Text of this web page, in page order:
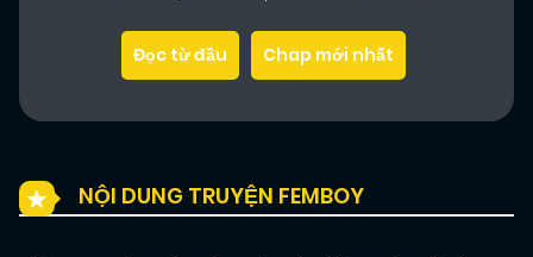
Đọc từ đầu Chap mới nhất
NỘI DUNG TRUYỆN FEMBOY